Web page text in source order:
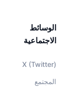
الوسائط
الاجتماعية
X (Twitter)
المجتمع